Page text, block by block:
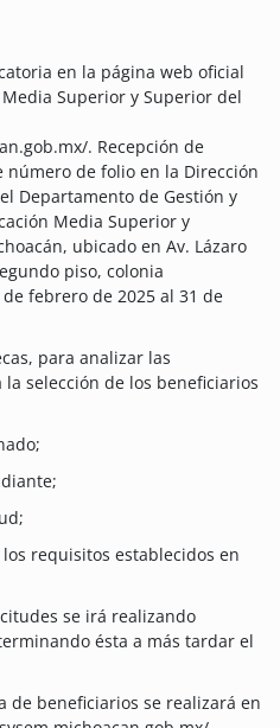
en la página web oficial
Superior y Superior del
. Recepción de
número de folio en la Dirección
Departamento de Gestión y
Media Superior y
ubicado en Av. Lázaro
piso, colonia
febrero de 2025 al 31 de
para analizar las
selección de los beneficiarios
requisitos establecidos en
se irá realizando
ésta a más tardar el
de beneficiarios se realizará en